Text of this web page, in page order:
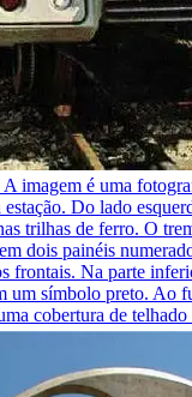
A imagem é uma
Do lado
trilhas de ferro. O
dois painéis
frontais. Na parte
um símbolo preto. Ao
cobertura de